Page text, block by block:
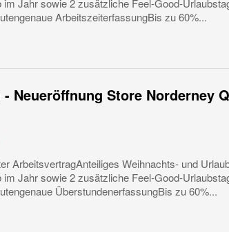
Jahr sowie 2 zusätzliche Feel-Good-
ArbeitszeiterfassungBis zu 60%...
Neueröffnung Store Norderney
ArbeitsvertragAnteiliges Weihnachts- und
Jahr sowie 2 zusätzliche Feel-Good-
ÜberstundenerfassungBis zu 60%...